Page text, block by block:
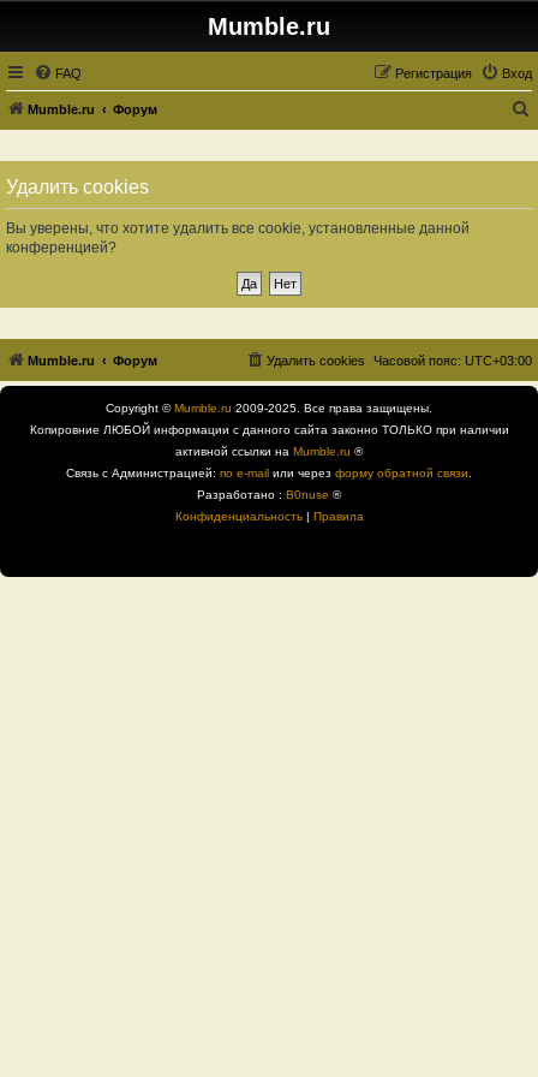
Mumble.ru
FAQ Вход
Регистрация
Mumble.ru Форум
и
Удалить cookies
Вы уверены, что хотите удалить все cookie, установленные данной
конференцией?
Mumble.ru Форум Часовой пояс: UTC+03:00
Удалить cookies
Copyright ©Mumble.ru 2009-2025. Все права защищены.
Копировние ЛЮБОЙ информации с данного сайта законно ТОЛЬКО при наличии
активной ссылки на Mumble.ru ®
Связь с Администрацией: по e-mail или через форму обратной связи
Разработано : B0nuse ®
Конфиденциальность| Правила